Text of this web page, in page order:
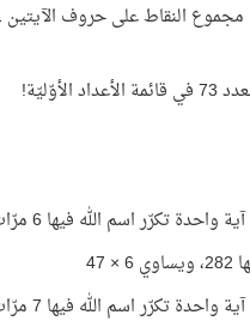
واحدة تكرّر اسم الله فيها 6 مرّات..
واحدة تكرّر اسم الله فيها 7 مرّات..